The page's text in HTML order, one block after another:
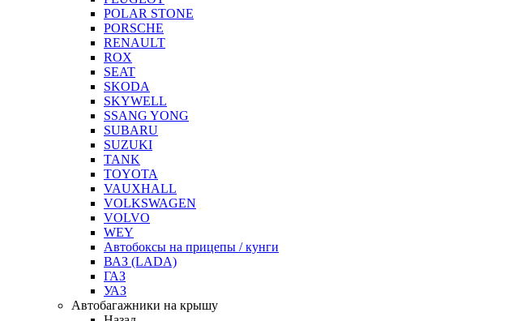
POLAR STONE
PORSCHE
RENAULT
ROX
SEAT
SKODA
SKYWELL
SSANG YONG
SUBARU
SUZUKI
TANK
TOYOTA
VAUXHALL
VOLKSWAGEN
VOLVO
WEY
Автобоксы на прицепы / кунги
ВАЗ (LADA)
ГАЗ
УАЗ
Автобагажники на крышу